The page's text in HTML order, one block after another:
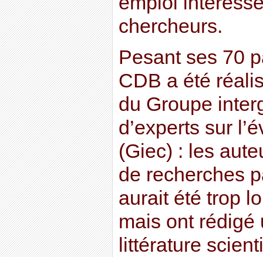
chercheurs.
Pesant ses 70
CDB a été
du Groupe
d’experts sur
(Giec) : les
de recherches
aurait été trop
mais ont rédigé
littérature